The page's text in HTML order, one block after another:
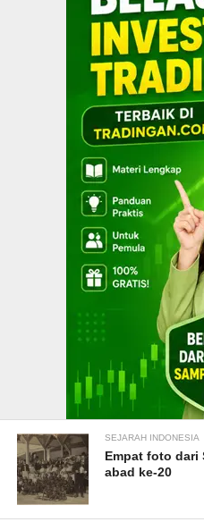
SEJARAH INDONESIA
Empat foto dari
abad ke-20